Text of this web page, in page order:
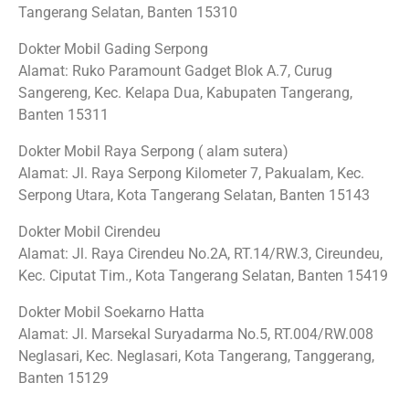
Tangerang Selatan, Banten 15310
Dokter Mobil Gading Serpong
Alamat: Ruko Paramount Gadget Blok A.7, Curug
Sangereng, Kec. Kelapa Dua, Kabupaten Tangerang,
Banten 15311
Dokter Mobil Raya Serpong ( alam sutera)
Alamat: Jl. Raya Serpong Kilometer 7, Pakualam, Kec.
Serpong Utara, Kota Tangerang Selatan, Banten 15143
Dokter Mobil Cirendeu
Alamat: Jl. Raya Cirendeu No.2A, RT.14/RW.3, Cireundeu,
Kec. Ciputat Tim., Kota Tangerang Selatan, Banten 15419
Dokter Mobil Soekarno Hatta
Alamat: Jl. Marsekal Suryadarma No.5, RT.004/RW.008
Neglasari, Kec. Neglasari, Kota Tangerang, Tanggerang,
Banten 15129